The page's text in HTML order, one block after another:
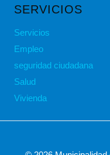
SERVICIOS
Servicios
Empleo
seguridad ciudadana
Salud
Vivienda